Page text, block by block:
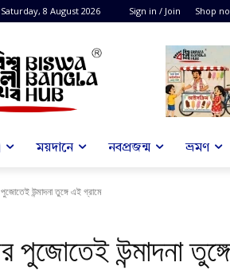
Saturday, 8 August 2026 Sign in / Join Shop
ময়দানে নবপ্রজন্ম ভ্রমণ
পুজোতেই উন্মাদনা তুঙ্গে এই গ্রামে
পুজোতেই উন্মাদনা